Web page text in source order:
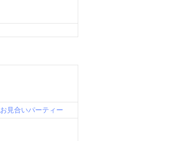
お見合いパーティー